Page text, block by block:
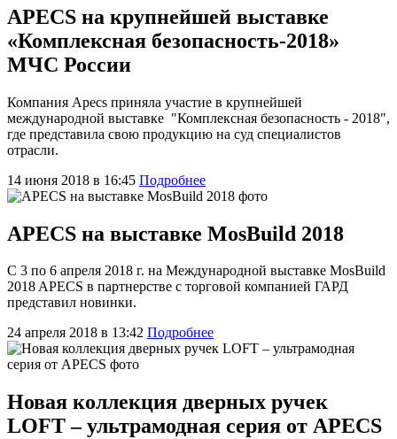
APECS на крупнейшей выставке
«Комплексная безопасность-2018»
МЧС России
Компания Apecs приняла участие в крупнейшей
международной выставке "Комплексная безопасность - 2018",
где представила свою продукцию на суд специалистов
отрасли.
14 июня 2018 в 16:45 Подробнее
APECS на выставке MosBuild 2018
C 3 по 6 апреля 2018 г. на Международной выставке MosBuild
2018 APECS в партнерстве с торговой компанией ГАРД
представил новинки.
24 апреля 2018 в 13:42 Подробнее
Новая коллекция дверных ручек
LOFT – ультрамодная серия от APECS